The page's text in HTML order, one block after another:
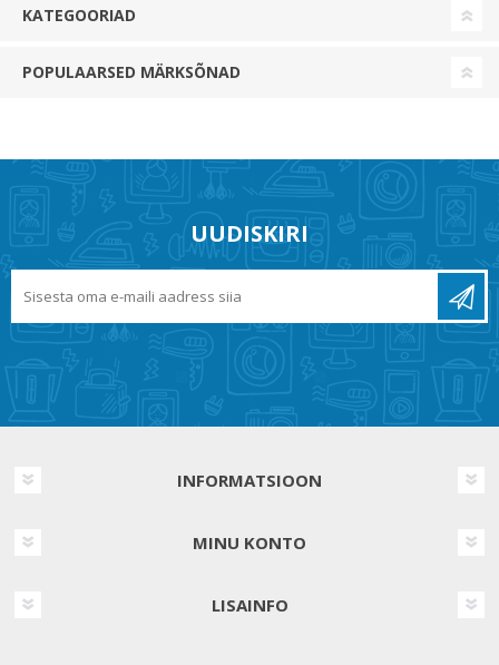
KATEGOORIAD
POPULAARSED MÄRKSÕNAD
UUDISKIRI
INFORMATSIOON
MINU KONTO
LISAINFO